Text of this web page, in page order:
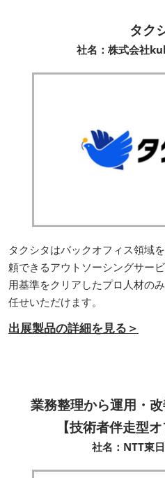
タク
社名：株式会社
タクシタはバックオフィス領域
頼できるアウトソーシングサー
用基準をクリアしたプロ人材の
任せいただけます。
出展製品の詳細を見る＞
業務整理から運用・
【技術者伴走型
社名：NTT東